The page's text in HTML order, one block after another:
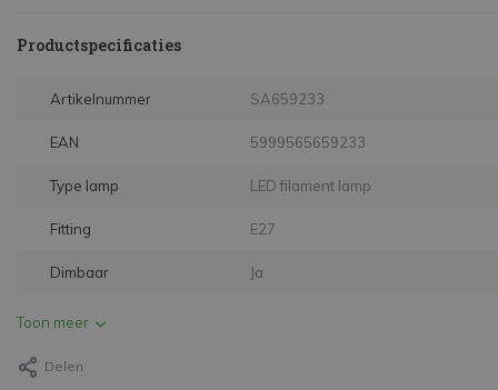
Productspecificaties
Artikelnummer SA659233
EAN 5999565659233
Type lamp LED filament lamp
Fitting E27
Dimbaar Ja
Toon meer
Delen